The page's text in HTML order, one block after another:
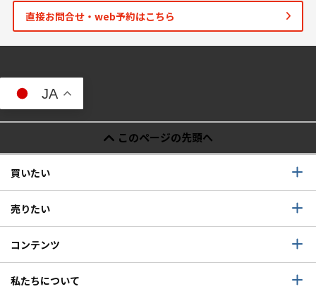
直接お問合せ・web予約はこちら
JA
このページの先頭へ
買いたい
売りたい
コンテンツ
私たちについて